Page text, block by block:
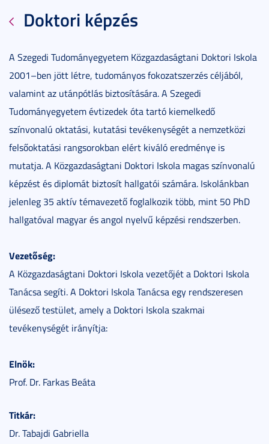
Doktori képzés
A Szegedi Tudományegyetem Közgazdaságtani Doktori Iskola
2001–ben jött létre, tudományos fokozatszerzés céljából,
valamint az utánpótlás biztosítására. A Szegedi
Tudományegyetem évtizedek óta tartó kiemelkedő
színvonalú oktatási, kutatási tevékenységét a nemzetközi
felsőoktatási rangsorokban elért kiváló eredménye is
mutatja. A Közgazdaságtani Doktori Iskola magas színvonalú
képzést és diplomát biztosít hallgatói számára. Iskolánkban
jelenleg 35 aktív témavezető foglalkozik több, mint 50 PhD
hallgatóval magyar és angol nyelvű képzési rendszerben.
Vezetőség:
A Közgazdaságtani Doktori Iskola vezetőjét a Doktori Iskola
Tanácsa segíti. A Doktori Iskola Tanácsa egy rendszeresen
ülésező testület, amely a Doktori Iskola szakmai
tevékenységét irányítja:
Elnök:
Prof. Dr. Farkas Beáta
Titkár:
Dr. Tabajdi Gabriella